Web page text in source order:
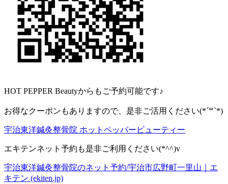
HOT PEPPER Beautyからもご予約可能です♪
お得なクーポンもありますので、是非ご活用ください(*´꒳`*)
宇治東洋鍼灸整骨院 ホットペッパービューティー
エキテンネット予約も是非ご利用ください(*^^)v
宇治東洋鍼灸整骨院のネット予約/宇治市広野町一里山｜エ
キテン (ekiten.jp)